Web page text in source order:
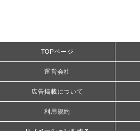
TOPページ
運営会社
広告掲載について
利用規約